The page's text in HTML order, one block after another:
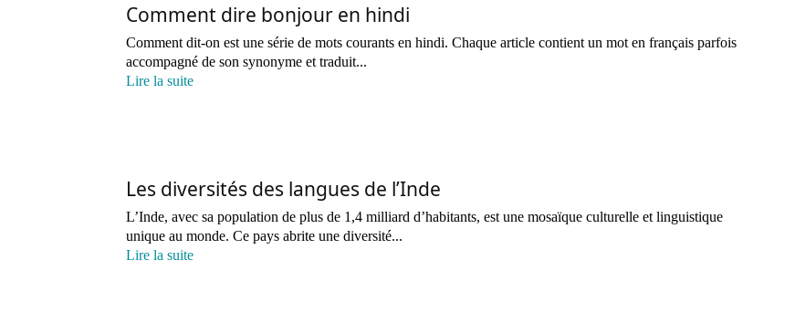
Comment dire bonjour en hindi
Comment dit-on est une série de mots courants en hindi. Chaque article contient un mot en français parfois
accompagné de son synonyme et traduit...
Lire la suite
Les diversités des langues de l’Inde
L’Inde, avec sa population de plus de 1,4 milliard d’habitants, est une mosaïque culturelle et linguistique
unique au monde. Ce pays abrite une diversité...
Lire la suite